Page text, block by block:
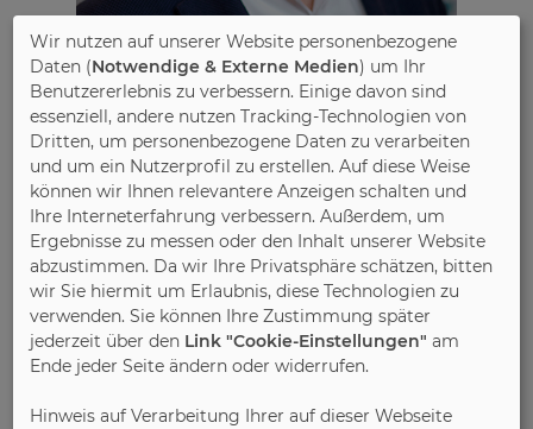
Head of Economy and Statistics
Wir nutzen auf unserer Website personenbezogene
Daten (Notwendige & Externe Medien) um Ihr
Benutzererlebnis zu verbessern. Einige davon sind
essenziell, andere nutzen Tracking-Technologien von
Dritten, um personenbezogene Daten zu verarbeiten
und um ein Nutzerprofil zu erstellen. Auf diese Weise
können wir Ihnen relevantere Anzeigen schalten und
Ihre Interneterfahrung verbessern. Außerdem, um
Ergebnisse zu messen oder den Inhalt unserer Website
abzustimmen. Da wir Ihre Privatsphäre schätzen, bitten
wir Sie hiermit um Erlaubnis, diese Technologien zu
verwenden. Sie können Ihre Zustimmung später
jederzeit über den Link "Cookie-Einstellungen" am
Ende jeder Seite ändern oder widerrufen.
Hinweis auf Verarbeitung Ihrer auf dieser Webseite